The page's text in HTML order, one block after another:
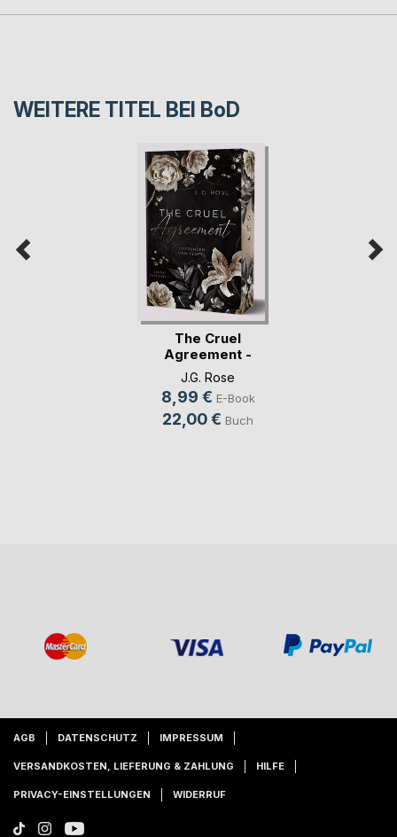
WEITERE TITEL BEI BoD
The Cruel
Agreement -
Gestohlen vo(...)
J.G. Rose
8,99 € E-Book
22,00 € Buch
AGB DATENSCHUTZ IMPRESSUM
VERSANDKOSTEN, LIEFERUNG & ZAHLUNG HILFE
PRIVACY-EINSTELLUNGEN WIDERRUF